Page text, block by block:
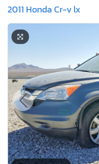
2011 Honda Cr-v lx